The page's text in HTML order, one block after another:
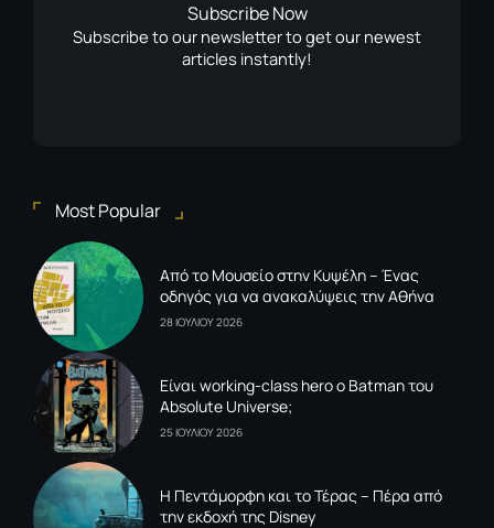
Subscribe Now
Subscribe to our newsletter to get our newest
articles instantly!
Most Popular
Από το Μουσείο στην Κυψέλη – Ένας
οδηγός για να ανακαλύψεις την Αθήνα
28 ΙΟΥΛΙΟΥ 2026
Είναι working-class hero ο Batman του
Absolute Universe;
25 ΙΟΥΛΙΟΥ 2026
Η Πεντάμορφη και το Τέρας – Πέρα από
την εκδοχή της Disney